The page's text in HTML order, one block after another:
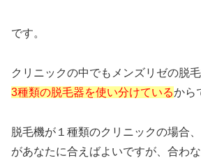
です。
クリニックの中でもメンズリゼの脱
3種類の脱毛器を使い分けているから
脱毛機が１種類のクリニックの場合
があなたに合えばよいですが、合わ